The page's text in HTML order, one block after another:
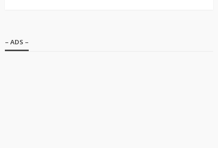
– ADS –